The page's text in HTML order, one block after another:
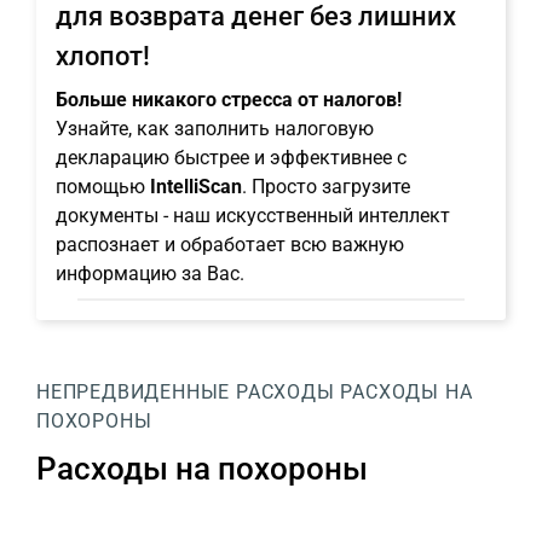
для возврата денег без лишних
хлопот!
Больше никакого стресса от налогов!
Узнайте, как заполнить налоговую
декларацию быстрее и эффективнее с
помощью IntelliScan. Просто загрузите
документы - наш искусственный интеллект
распознает и обработает всю важную
информацию за Вас.
НЕПРЕДВИДЕННЫЕ РАСХОДЫ РАСХОДЫ НА
ПОХОРОНЫ
Расходы на похороны